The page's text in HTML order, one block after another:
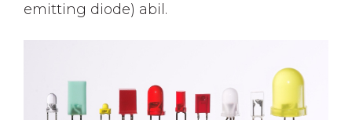
emitting diode) abil.